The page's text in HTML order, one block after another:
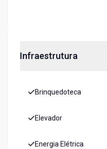
Infraestrutura
Brinquedoteca
Elevador
Energia Elétrica